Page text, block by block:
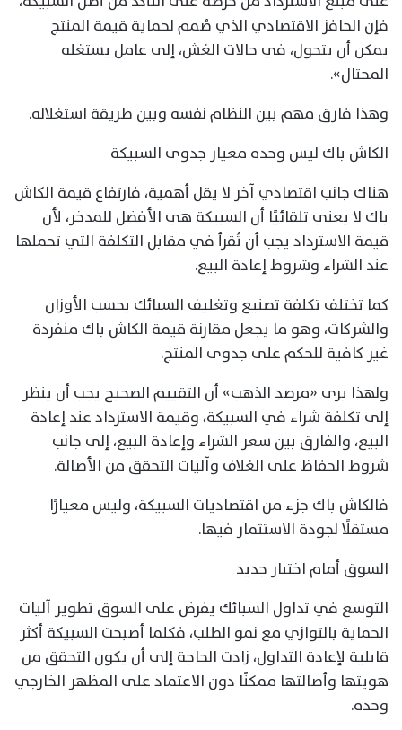
فإن الحافز الاقتصادي الذي صُمم لحماية قيمة المنتج
يمكن أن يتحول، في حالات الغش، إلى عامل يستغله
المحتال».
وهذا فارق مهم بين النظام نفسه وبين طريقة استغلاله.
الكاش باك ليس وحده معيار جدوى السبيكة
هناك جانب اقتصادي آخر لا يقل أهمية، فارتفاع قيمة الكاش
باك لا يعني تلقائيًا أن السبيكة هي الأفضل للمدخر، لأن
قيمة الاسترداد يجب أن تُقرأ في مقابل التكلفة التي تحملها
عند الشراء وشروط إعادة البيع.
كما تختلف تكلفة تصنيع وتغليف السبائك بحسب الأوزان
والشركات، وهو ما يجعل مقارنة قيمة الكاش باك منفردة
غير كافية للحكم على جدوى المنتج.
ولهذا يرى «مرصد الذهب» أن التقييم الصحيح يجب أن ينظر
إلى تكلفة شراء في السبيكة، وقيمة الاسترداد عند إعادة
البيع، والفارق بين سعر الشراء وإعادة البيع، إلى جانب
شروط الحفاظ على الغلاف وآليات التحقق من الأصالة.
فالكاش باك جزء من اقتصاديات السبيكة، وليس معيارًا
مستقلًا لجودة الاستثمار فيها.
السوق أمام اختبار جديد
التوسع في تداول السبائك يفرض على السوق تطوير آليات
الحماية بالتوازي مع نمو الطلب، فكلما أصبحت السبيكة أكثر
قابلية لإعادة التداول، زادت الحاجة إلى أن يكون التحقق من
هويتها وأصالتها ممكنًا دون الاعتماد على المظهر الخارجي
وحده.